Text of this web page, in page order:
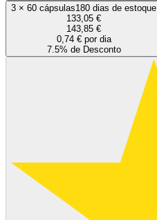
3 × 60 cápsulas180 dias de estoque
133,05 €
143,85 €
0,74 € por dia
7.5% de Desconto